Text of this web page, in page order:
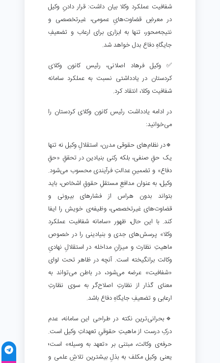
شفافیت عملکرد وکلا بیان داشت: قرار دادنِ وکیل
در معرضِ قضاوت‌هایِ عمومی، غیرتخصصی و
نتیجه‌محور، تنها به ابزاری برای ارعاب و تضعیفِ
جایگاهِ دفاع بدل خواهد شد.
✅ وکیل فرهاد اصلانی، رئیس کانون وکلای
کردستان در یادداشتی نسبت به عملکرد سامانه
شفافیت وکلا، انتقاد کرد.
در ادامه یادداشت رئیس کانون وکلای کردستان را
می‌خوانید:
🔹در نظام‌های حقوقی مدرن، استقلالِ وکیل نه تنها
یک حقِ صنفی، بلکه رکنی بنیادین در تحققِ «حقِ
دفاع» و تضمینِ عدالتِ فرآیندی محسوب می‌شود.
وکیل، به عنوان مدافعِ مستقلِ حقوقِ اشخاص، باید
بتواند بدون هراس از فشارهای بیرونی و
قضاوت‌های غیرتخصصی، وظیفه‌ی خویش را ایفا
کند. با این حال، ظهور «سامانه شفافیت عملکرد
وکلا» پرسش‌های جدی و بنیادینی را در خصوص
ماهیتِ نظارت و میزانِ مداخله در استقلالِ نهادیِ
وکالت برانگیخته است. آنچه در ظاهر تحت لوای
«شفافیت» عرضه می‌شود، در باطن می‌تواند به
معنای گذار از نظارتِ اصلاح‌گر به سوی نظارتِ
ارعابی و تضعیفِ جایگاهِ دفاع باشد.
🔹بحرانی‌ترین نکته در طراحی این سامانه، عدم
درکِ درست از ماهیتِ حقوقیِ تعهداتِ وکیل است.
حرفه‌ی وکالت، مبتنی بر «تعهد به وسیله» است؛
یعنی وکیل مکلف به بذلِ بیشترین تلاشِ علمی و